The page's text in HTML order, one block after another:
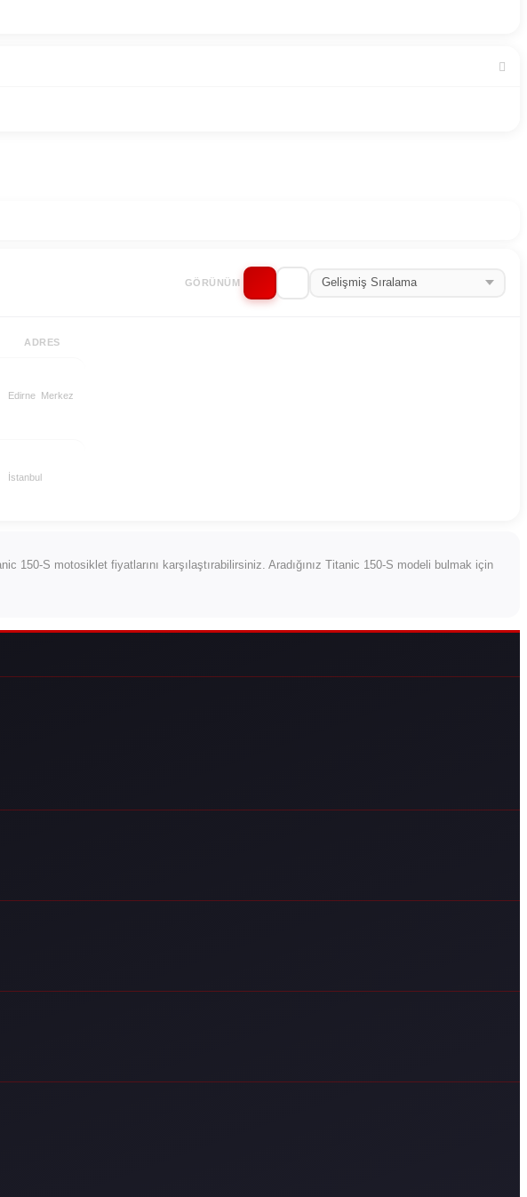
GÖRÜNÜM
ADRES
Edirne Merkez
İstanbul
150-S motosiklet fiyatlarını karşılaştırabilirsiniz. Aradığınız Titanic 150-S modeli bulmak için